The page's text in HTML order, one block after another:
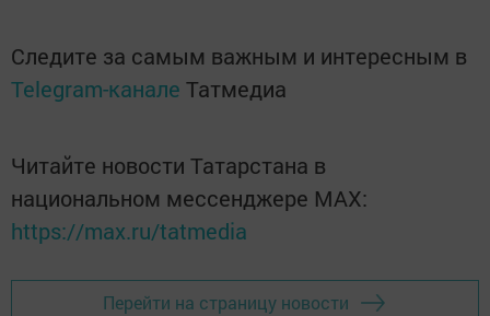
Следите за самым важным и интересным в
Telegram-канале Татмедиа
Читайте новости Татарстана в
национальном мессенджере MАХ:
https://max.ru/tatmedia
Перейти на страницу новости